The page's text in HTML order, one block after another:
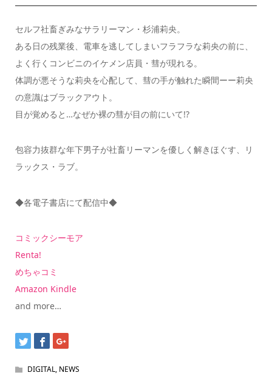
セルフ社畜ぎみなサラリーマン・杉浦莉央。
ある日の残業後、電車を逃してしまいフラフラな莉央の前に、
よく行くコンビニのイケメン店員・彗が現れる。
体調が悪そうな莉央を心配して、彗の手が触れた瞬間ーー莉央
の意識はブラックアウト。
目が覚めると…なぜか裸の彗が目の前にいて!?
包容力抜群な年下男子が社畜リーマンを優しく解きほぐす、リ
ラックス・ラブ。
◆各電子書店にて配信中◆
コミックシーモア
Renta!
めちゃコミ
Amazon Kindle
and more…
DIGITAL, NEWS